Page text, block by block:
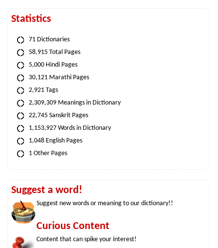
Statistics
71 Dictionaries
58,915 Total Pages
5,000 Hindi Pages
30,121 Marathi Pages
2,921 Tags
2,309,309 Meanings in Dictionary
22,745 Sanskrit Pages
1,153,927 Words in Dictionary
1,048 English Pages
1 Other Pages
Suggest a word!
Suggest new words or meaning to our dictionary!!
Curious Content
Content that can spike your interest!